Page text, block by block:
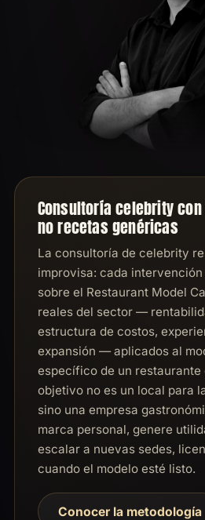
Consultoría celebrity
no recetas genéricas
La consultoría de celebrity
improvisa: cada
sobre el Restaurant Model
reales del sector —
estructura de costos,
expansión — aplicados al
específico de un restaurante
objetivo no es un local para
sino una empresa
marca personal, genere
escalar a nuevas sedes,
cuando el modelo esté listo.
Conocer la metodología